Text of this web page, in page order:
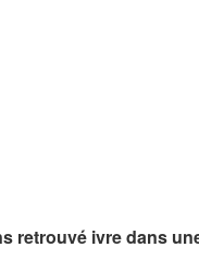
retrouvé ivre dans